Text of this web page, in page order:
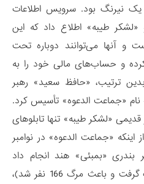
یک نیرنگ بود. سرویس اطلاعات
طیبه» اطلاع داد که این
و آنها می‌توانند دوباره تحت
و حساب‌های مالی خود را به
ترتیب، «حافظ سعید» رهبر
«جماعت الدعوه» تأسیس کرد.
قدیمی «لشکر طیبه» تنها تابلوهای
«جماعت الدعوه» در نوامبر
بندری «بمبئی» هند انجام داد
(حملاتی که طی چند روز صورت گرفت و باعث مرگ 166 نفر شد)،